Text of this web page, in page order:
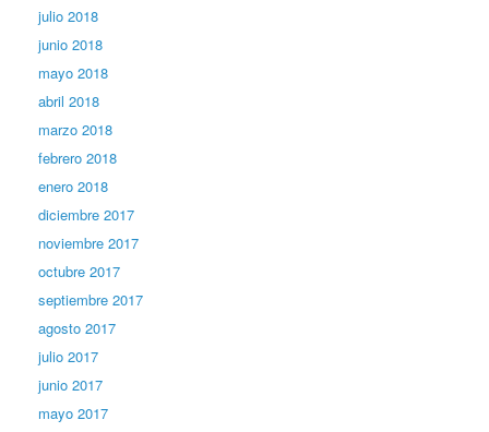
julio 2018
junio 2018
mayo 2018
abril 2018
marzo 2018
febrero 2018
enero 2018
diciembre 2017
noviembre 2017
octubre 2017
septiembre 2017
agosto 2017
julio 2017
junio 2017
mayo 2017